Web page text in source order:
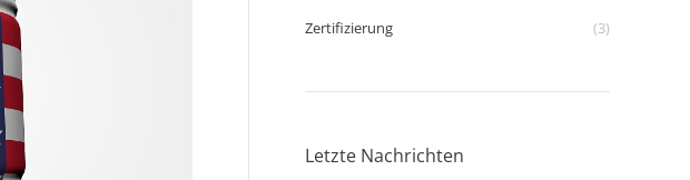
Zertifizierung
(3)
Letzte Nachrichten